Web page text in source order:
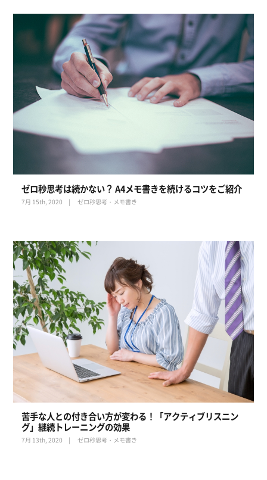
ゼロ秒思考は続かない？ A4メモ書きを続けるコツをご紹介
7月 15th, 2020 ゼロ秒思考・メモ書き
苦手な人との付き合い方が変わる！「アクティブリスニン
グ」継続トレーニングの効果
7月 13th, 2020 ゼロ秒思考・メモ書き